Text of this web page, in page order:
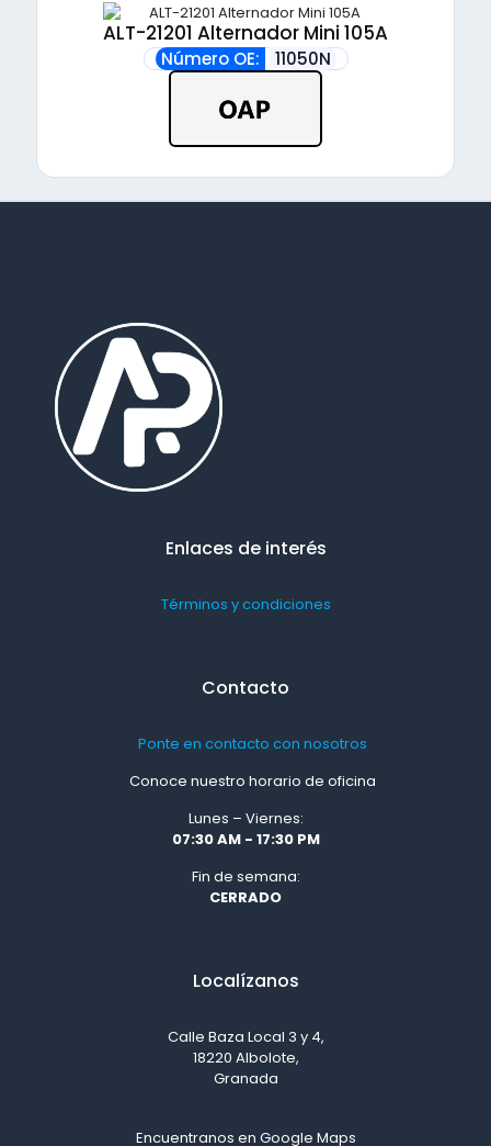
ALT-21201 Alternador Mini 105A
Número OE: 11050N
Enlaces de interés
Términos y condiciones
Contacto
Ponte en contacto con nosotros
Conoce nuestro horario de oficina
Lunes – Viernes:
07:30 AM - 17:30 PM
Fin de semana:
CERRADO
Localízanos
Calle Baza Local 3 y 4,
18220 Albolote,
Granada
Encuentranos en Google Maps